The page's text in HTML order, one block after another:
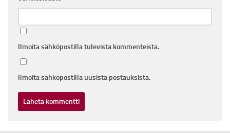
Ilmoita sähköpostilla tulevista kommenteista.
Ilmoita sähköpostilla uusista postauksista.